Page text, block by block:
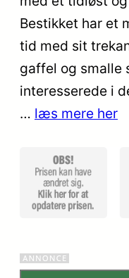
på
mmelser
Bestikket har et
tid med sit
gaffel og smalle
interesserede i
… læs mere her